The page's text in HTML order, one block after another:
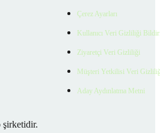
Çerez Ayarları
Kullanıcı Veri Gizliliği
Ziyaretçi Veri Gizliliği
Müşteri Yetkilisi Veri
Aday Aydınlatma Metni
şirketidir.